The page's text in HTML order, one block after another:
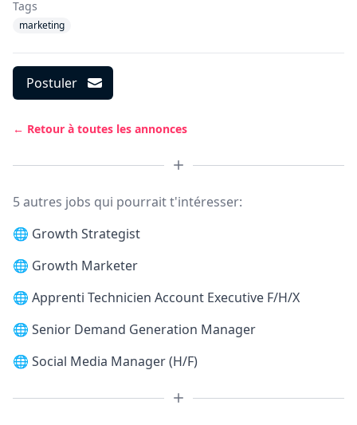
Tags
marketing
Postuler
← Retour à toutes les annonces
5 autres jobs qui pourrait t'intéresser:
🌐 Growth Strategist
🌐 Growth Marketer
🌐 Apprenti Technicien Account Executive F/H/X
🌐 Senior Demand Generation Manager
🌐 Social Media Manager (H/F)